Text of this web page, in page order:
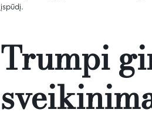
įspūdį.
Trumpi